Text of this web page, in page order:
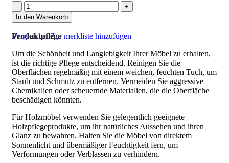
In den Warenkorb
VergleichenZur merkliste hinzufügen
Produktpflege
Um die Schönheit und Langlebigkeit Ihrer Möbel zu erhalten,
ist die richtige Pflege entscheidend. Reinigen Sie die
Oberflächen regelmäßig mit einem weichen, feuchten Tuch, um
Staub und Schmutz zu entfernen. Vermeiden Sie aggressive
Chemikalien oder scheuernde Materialien, die die Oberfläche
beschädigen könnten.
Für Holzmöbel verwenden Sie gelegentlich geeignete
Holzpflegeprodukte, um ihr natürliches Aussehen und ihren
Glanz zu bewahren. Halten Sie die Möbel von direktem
Sonnenlicht und übermäßiger Feuchtigkeit fern, um
Verformungen oder Verblassen zu verhindern.